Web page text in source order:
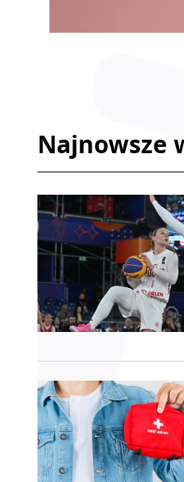
Najnowsze